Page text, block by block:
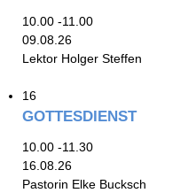
10.00 -11.00
09.08.26
Lektor Holger Steffen
16
GOTTESDIENST
10.00 -11.30
16.08.26
Pastorin Elke Bucksch